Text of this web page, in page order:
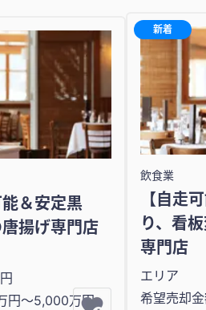
能＆安定黒
揚げ専門店
円〜5,000万円
新着
飲食業
【自走
り、看
専門店
エリア
希望売却